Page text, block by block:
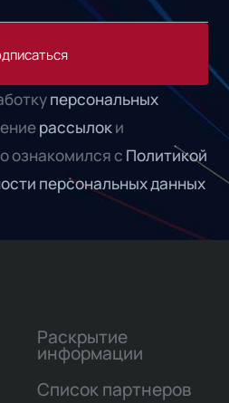
персональных
рассылоки
ознакомился с Политикой
персональных данных
Раскрытие
информации
Список партнеров